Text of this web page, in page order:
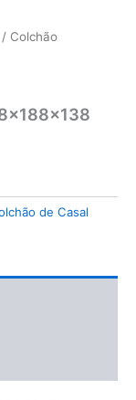
/ Colchão
de Casal